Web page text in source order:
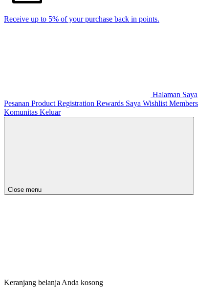
Receive up to 5% of your purchase back in points.
Halaman Saya
Pesanan Product Registration Rewards Saya Wishlist Members
Komunitas Keluar
Close menu
Keranjang belanja Anda kosong